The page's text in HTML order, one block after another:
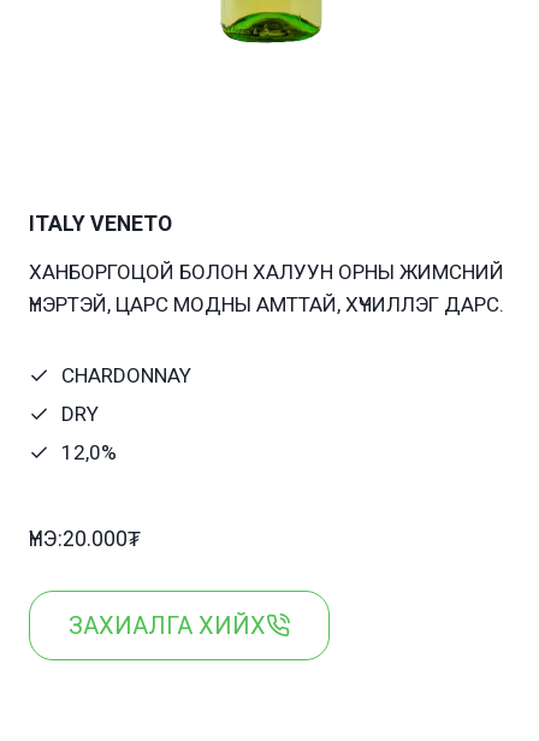
ITALY VENETO
ХАНБОРГОЦОЙ БОЛОН ХАЛУУН ОРНЫ ЖИМСНИЙ
ҮНЭРТЭЙ, ЦАРС МОДНЫ АМТТАЙ, ХҮЧИЛЛЭГ ДАРС.
CHARDONNAY
DRY
12,0%
ҮНЭ:20.000₮
ЗАХИАЛГА ХИЙХ